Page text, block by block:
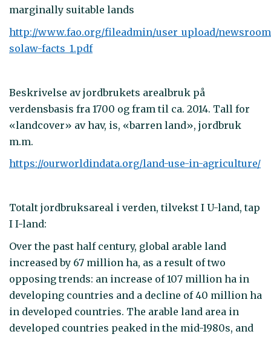
marginally suitable lands
http://www.fao.org/fileadmin/user_upload/
solaw-facts_1.pdf
Beskrivelse av jordbrukets arealbruk på
verdensbasis fra 1700 og fram til ca. 2014. Tall for
«landcover» av hav, is, «barren land», jordbruk
m.m.
https://ourworldindata.org/land-use-in-agriculture/
Totalt jordbruksareal i verden, tilvekst I U-land, tap
I I-land:
Over the past half century, global arable land
increased by 67 million ha, as a result of two
opposing trends: an increase of 107 million ha in
developing countries and a decline of 40 million ha
in developed countries. The arable land area in
developed countries peaked in the mid-1980s, and